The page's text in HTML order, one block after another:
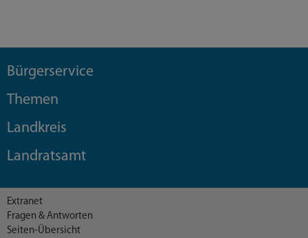
Bürgerservice
Themen
Landkreis
Landratsamt
Extranet
Fragen & Antworten
Seiten-Übersicht